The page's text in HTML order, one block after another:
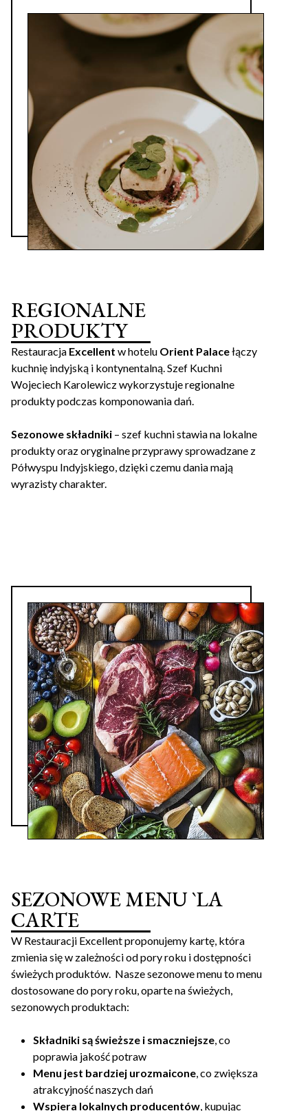
REGIONALNE
PRODUKTY
Restauracja Excellent w hotelu Orient Palacełączy
kuchnię indyjską i kontynentalną. Szef Kuchni
Wojeciech Karolewicz wykorzystuje regionalne
produkty podczas komponowania dań.
Sezonowe składniki – szef kuchni stawia na lokalne
produkty oraz oryginalne przyprawy sprowadzane z
Półwyspu Indyjskiego, dzięki czemu dania mają
wyrazisty charakter.
SEZONOWE MENU `LA
CARTE
W Restauracji Excellent proponujemy kartę, która
zmienia się w zależności od pory roku i dostępności
świeżych produktów. Nasze sezonowe menu to menu
dostosowane do pory roku, oparte na świeżych,
sezonowych produktach:
Składniki są świeższe i smaczniejsze , co
poprawia jakość potraw
Menu jest bardziej urozmaicone , co zwiększa
atrakcyjność naszych dań
Wspiera lokalnych producentów , kupując